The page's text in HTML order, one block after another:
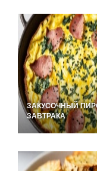
ЗАКУСОЧНЫЙ
ЗАВТРАКА